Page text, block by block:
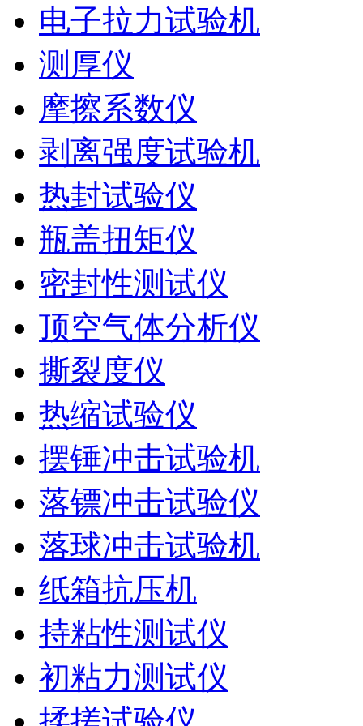
电子拉力试验机
测厚仪
摩擦系数仪
剥离强度试验机
热封试验仪
瓶盖扭矩仪
密封性测试仪
顶空气体分析仪
撕裂度仪
热缩试验仪
摆锤冲击试验机
落镖冲击试验仪
落球冲击试验机
纸箱抗压机
持粘性测试仪
初粘力测试仪